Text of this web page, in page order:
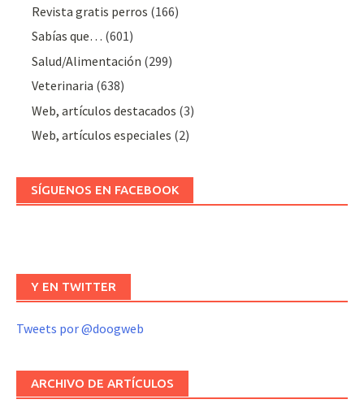
Revista gratis perros (166)
Sabías que… (601)
Salud/Alimentación (299)
Veterinaria (638)
Web, artículos destacados (3)
Web, artículos especiales (2)
SÍGUENOS EN FACEBOOK
Y EN TWITTER
Tweets por @doogweb
ARCHIVO DE ARTÍCULOS